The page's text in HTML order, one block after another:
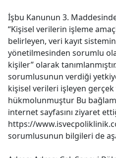
İşbu Kanunun 3.
“Kişisel verilerin işleme
belirleyen, veri kayıt
yönetilmesinden sorumlu
kişiler” olarak
sorumlusunun verdiği
kişisel verileri işleyen
hükmolunmuştur Bu
internet sayfasını ziyaret
https://
sorumlusunun bilgileri de